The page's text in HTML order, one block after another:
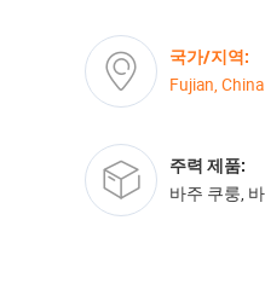
국가/지역:
Fujian, China
주력 제품: